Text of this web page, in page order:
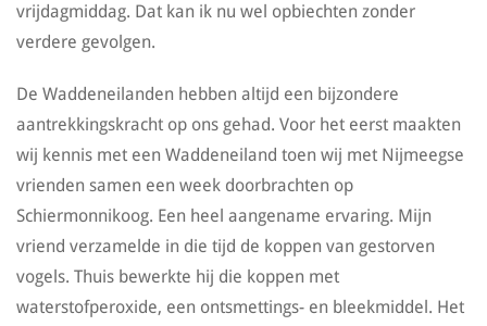
vrijdagmiddag. Dat kan ik nu wel opbiechten zonder
verdere gevolgen.
De Waddeneilanden hebben altijd een bijzondere
aantrekkingskracht op ons gehad. Voor het eerst maakten
wij kennis met een Waddeneiland toen wij met Nijmeegse
vrienden samen een week doorbrachten op
Schiermonnikoog. Een heel aangename ervaring. Mijn
vriend verzamelde in die tijd de koppen van gestorven
vogels. Thuis bewerkte hij die koppen met
waterstofperoxide, een ontsmettings- en bleekmiddel. Het